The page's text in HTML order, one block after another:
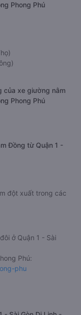
Phong Phú
của xe giường nằm
Phong Phú
Đồng từ Quận 1 -
đột xuất trong các
ở Quận 1 - Sài
Phú:
phu